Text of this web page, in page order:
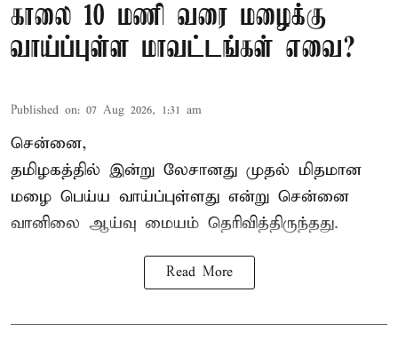
காலை 10 மணி வரை மழைக்கு
வாய்ப்புள்ள மாவட்டங்கள் எவை?
Published on: 07 Aug 2026, 1:31 am
சென்னை,
தமிழகத்தில் இன்று லேசானது முதல் மிதமான
மழை பெய்ய வாய்ப்புள்ளது என்று சென்னை
வானிலை ஆய்வு மையம் தெரிவித்திருந்தது.
Read More